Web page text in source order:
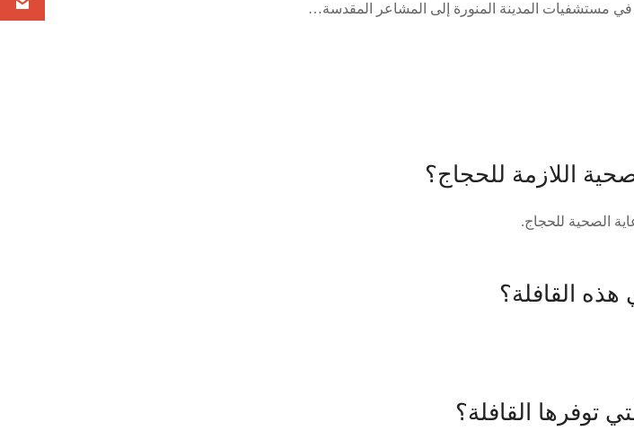
مستشفيات المدينة المنورة إلى المشاعر المقدسة…
اللازمة للحجاج؟
الصحية للحجاج.
القافلة؟
توفرها القافلة؟